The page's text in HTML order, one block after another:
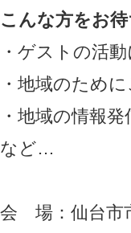
こんな方をお
・ゲストの活
・地域のため
・地域の情報
など…
会 場：仙台市